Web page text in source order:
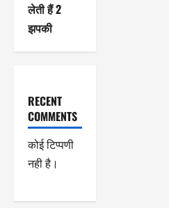
लेती हैं 2
झपकी
RECENT
COMMENTS
कोई टिप्पणी
नही है।